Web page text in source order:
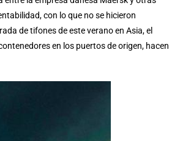
con lo que no se hicieron
de tifones de este verano en Asia, el
en los puertos de origen, hacen